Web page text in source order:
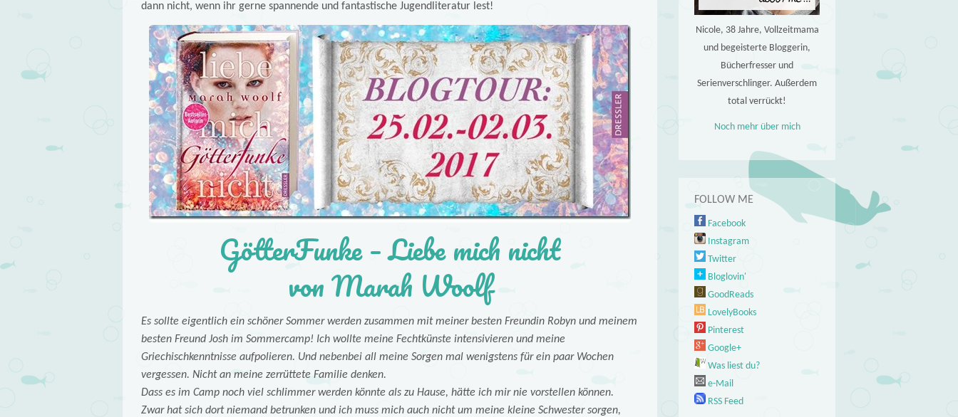
dann nicht, wenn ihr gerne spannende und fantastische Jugendliteratur lest!
GötterFunke – Liebe mich nicht
von Marah Woolf
Es sollte eigentlich ein schöner Sommer werden zusammen mit meiner besten Freundin Robyn und meinem
besten Freund Josh im Sommercamp! Ich wollte meine Fechtkünste intensivieren und meine
Griechischkenntnisse aufpolieren. Und nebenbei all meine Sorgen mal wenigstens für ein paar Wochen
vergessen. Nicht an meine zerrüttete Familie denken.
Dass es im Camp noch viel schlimmer werden könnte als zu Hause, hätte ich mir nie vorstellen können.
Zwar hat sich dort niemand betrunken und ich muss mich auch nicht um meine kleine Schwester sorgen,
Nicole, 38 Jahre, Vollzeitmama
und begeisterte Bloggerin,
Bücherfresser und
Serienverschlinger. Außerdem
total verrückt!
Noch mehr über mich
FOLLOW ME
Facebook
Instagram
Twitter
Bloglovin'
GoodReads
LovelyBooks
Pinterest
Google+
Was liest du?
e-Mail
RSS Feed